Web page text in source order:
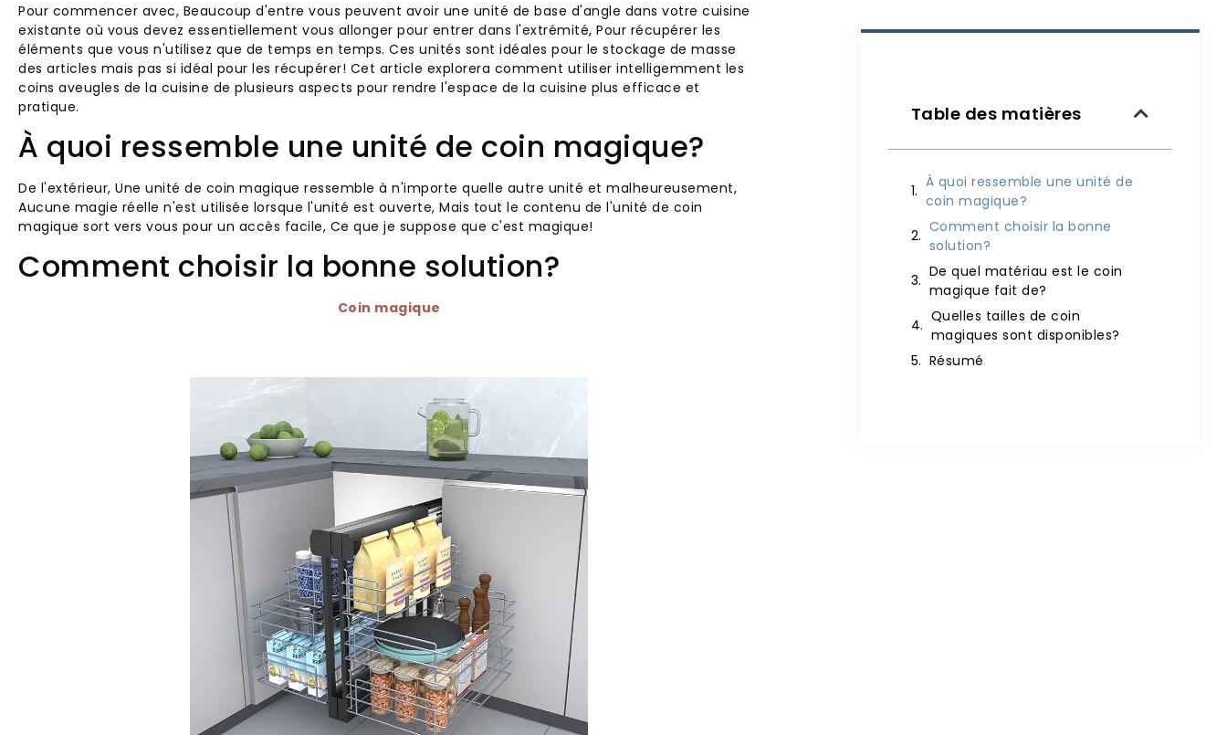
Pour commencer avec, Beaucoup d'entre vous peuvent avoir une unité de base d'angle dans votre cuisine
existante où vous devez essentiellement vous allonger pour entrer dans l'extrémité, Pour récupérer les
éléments que vous n'utilisez que de temps en temps. Ces unités sont idéales pour le stockage de masse
des articles mais pas si idéal pour les récupérer! Cet article explorera comment utiliser intelligemment les
coins aveugles de la cuisine de plusieurs aspects pour rendre l'espace de la cuisine plus efficace et
pratique.
À quoi ressemble une unité de coin magique?
De l'extérieur, Une unité de coin magique ressemble à n'importe quelle autre unité et malheureusement,
Aucune magie réelle n'est utilisée lorsque l'unité est ouverte, Mais tout le contenu de l'unité de coin
magique sort vers vous pour un accès facile, Ce que je suppose que c'est magique!
Comment choisir la bonne solution?
Coin magique
Table des matières
À quoi ressemble une unité de
coin magique?
Comment choisir la bonne
solution?
De quel matériau est le coin
magique fait de?
Quelles tailles de coin
magiques sont disponibles?
Résumé